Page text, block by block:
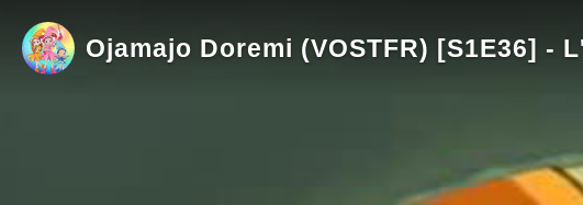
Ojamajo Doremi (VOSTFR) [S1E36] -